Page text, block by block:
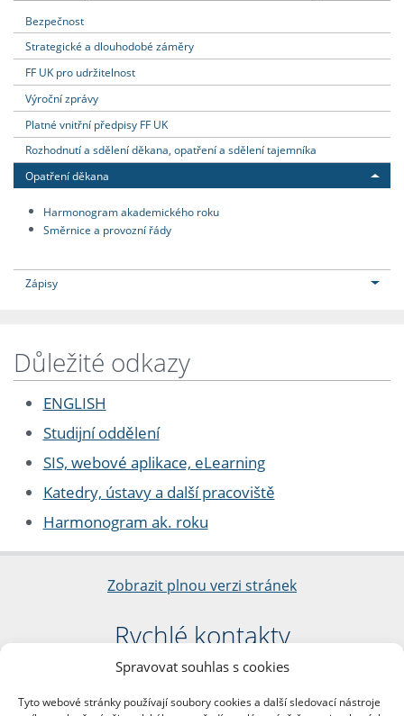
Spravovat souhlas s cookies
Tyto webové stránky používají soubory cookies a další sledovací nástroje
Bezpečnost
Strategické a dlouhodobé záměry
FF UK pro udržitelnost
Výroční zprávy
Platné vnitřní předpisy FF UK
Rozhodnutí a sdělení děkana, opatření a sdělení tajemníka
Opatření děkana
Harmonogram akademického roku
Směrnice a provozní řády
Zápisy
Důležité odkazy
ENGLISH
Studijní oddělení
SIS, webové aplikace, eLearning
Katedry, ústavy a další pracoviště
Harmonogram ak. roku
Zobrazit plnou verzi stránek
Rychlé kontakty
Filozofická fakulta
nám. Jana Palacha 1/2